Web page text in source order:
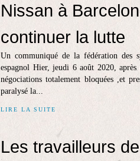
Nissan à
continuer la lutte
Un communiqué de la fédération des
espagnol Hier, jeudi 6 août 2020,
négociations totalement bloquées ,et
paralysé la...
LIRE LA SUITE
Les travailleurs